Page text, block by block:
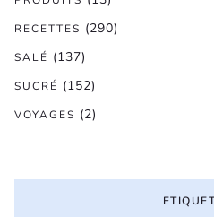
RECETTES (290)
SALÉ (137)
SUCRÉ (152)
VOYAGES (2)